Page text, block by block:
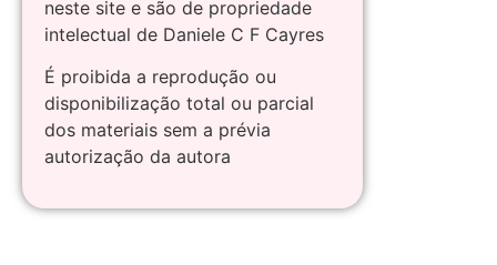
neste site e são de propriedade
intelectual de Daniele C F Cayres
É proibida a reprodução ou
disponibilização total ou parcial
dos materiais sem a prévia
autorização da autora